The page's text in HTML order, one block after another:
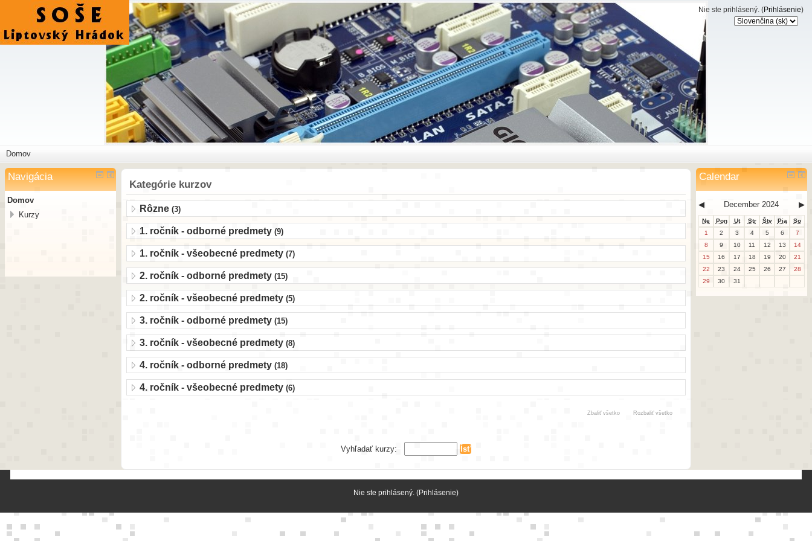
Nie ste prihlásený. (Prihlásenie)
Domov
Kategórie kurzov
Rôzne (3)
1. ročník - odborné predmety (9)
1. ročník - všeobecné predmety (7)
2. ročník - odborné predmety (15)
2. ročník - všeobecné predmety (5)
3. ročník - odborné predmety (15)
3. ročník - všeobecné predmety (8)
4. ročník - odborné predmety (18)
4. ročník - všeobecné predmety (6)
Zbaliť všetko Rozbaliť všetko
Vyhľadať kurzy:
Navigácia
Domov
Kurzy
Calendar
◀ December 2024 ▶
Ne Pon Ut Str Štv Pia
So
1
2 3 4 5 6
7
8
9 10 11 12 13
14
15
16 17 18 19 20
21
22
23 24 25 26 27
28
29
30 31
Nie ste prihlásený. (Prihlásenie)